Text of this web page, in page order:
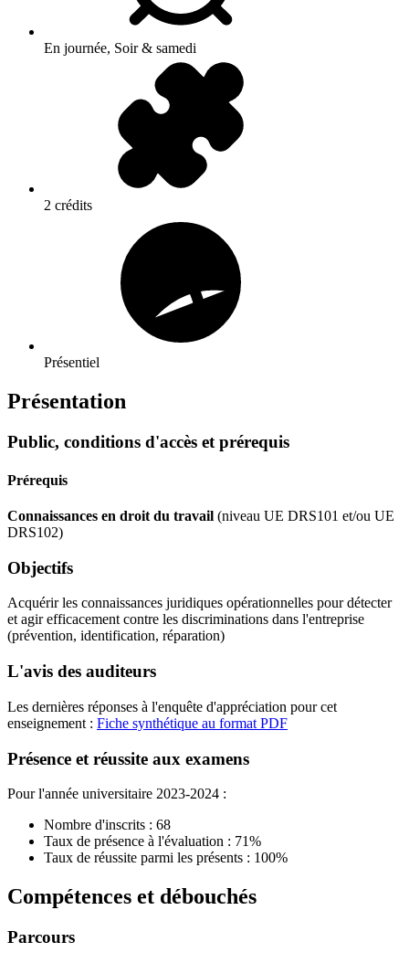
En journée, Soir & samedi
2 crédits
Présentiel
Présentation
Public, conditions d'accès et prérequis
Prérequis
Connaissances en droit du travail (niveau UE DRS101 et/ou UE
DRS102)
Objectifs
Acquérir les connaissances juridiques opérationnelles pour détecter
et agir efficacement contre les discriminations dans l'entreprise
(prévention, identification, réparation)
L'avis des auditeurs
Les dernières réponses à l'enquête d'appréciation pour cet
enseignement : Fiche synthétique au format PDF
Présence et réussite aux examens
Pour l'année universitaire 2023-2024 :
Nombre d'inscrits : 68
Taux de présence à l'évaluation : 71%
Taux de réussite parmi les présents : 100%
Compétences et débouchés
Parcours